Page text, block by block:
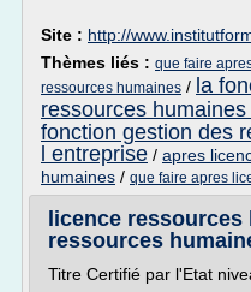
Site : http://
Thèmes liés : que faire
ressources humaines / la
ressources
fonction gestion des
l entreprise / apres
humaines / que faire apres
licence
ressources
Titre Certifié par l'Etat